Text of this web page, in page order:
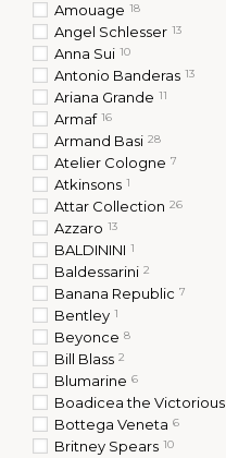
Amouage 18
Angel Schlesser 13
Anna Sui 10
Antonio Banderas 13
Ariana Grande 11
Armaf 16
Armand Basi 28
Atelier Cologne 7
Atkinsons 1
Attar Collection 26
Azzaro 13
BALDININI 1
Baldessarini 2
Banana Republic 7
Bentley 1
Beyonce 8
Bill Blass 2
Blumarine 6
Boadicea the Victorious
Bottega Veneta 6
Britney Spears 10